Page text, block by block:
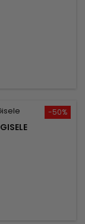
-50%